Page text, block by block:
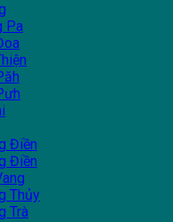
Pa
Điền
Điền
Thủy
Trà